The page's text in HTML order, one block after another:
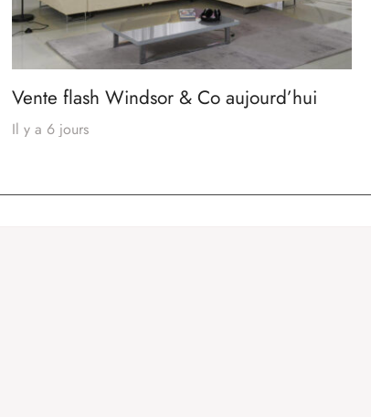
Vente flash Windsor & Co aujourd’hui
Il y a 6 jours